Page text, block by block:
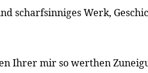
scharfsinniges Werk,
Ihrer mir so werthen